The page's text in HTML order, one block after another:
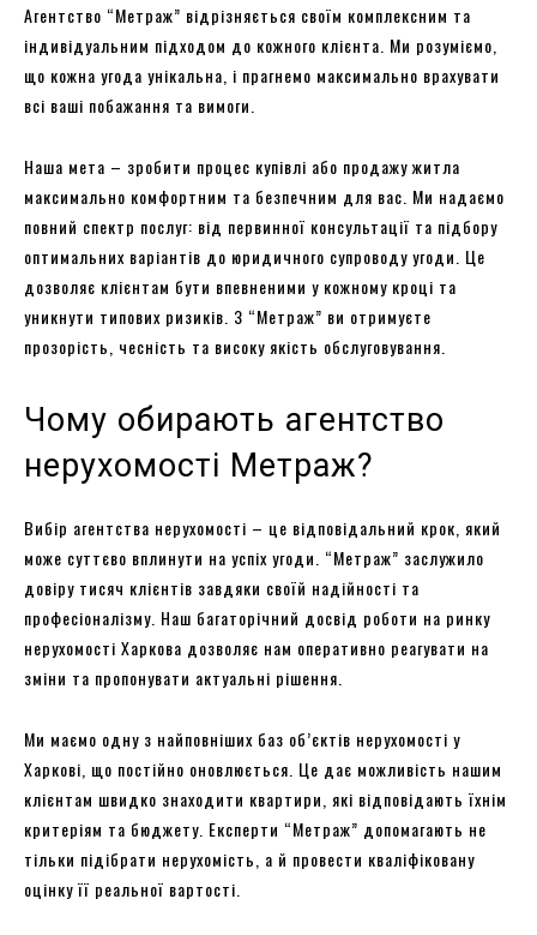
Агентство “Метраж” відрізняється своїм комплексним та
індивідуальним підходом до кожного клієнта. Ми розуміємо,
що кожна угода унікальна, і прагнемо максимально врахувати
всі ваші побажання та вимоги.
Наша мета – зробити процес купівлі або продажу житла
максимально комфортним та безпечним для вас. Ми надаємо
повний спектр послуг: від первинної консультації та підбору
оптимальних варіантів до юридичного супроводу угоди. Це
дозволяє клієнтам бути впевненими у кожному кроці та
уникнути типових ризиків. З “Метраж” ви отримуєте
прозорість, чесність та високу якість обслуговування.
Чому обирають агентство
нерухомості Метраж?
Вибір агентства нерухомості – це відповідальний крок, який
може суттєво вплинути на успіх угоди. “Метраж” заслужило
довіру тисяч клієнтів завдяки своїй надійності та
професіоналізму. Наш багаторічний досвід роботи на ринку
нерухомості Харкова дозволяє нам оперативно реагувати на
зміни та пропонувати актуальні рішення.
Ми маємо одну з найповніших баз об’єктів нерухомості у
Харкові, що постійно оновлюється. Це дає можливість нашим
клієнтам швидко знаходити квартири, які відповідають їхнім
критеріям та бюджету. Експерти “Метраж” допомагають не
тільки підібрати нерухомість, а й провести кваліфіковану
оцінку її реальної вартості.